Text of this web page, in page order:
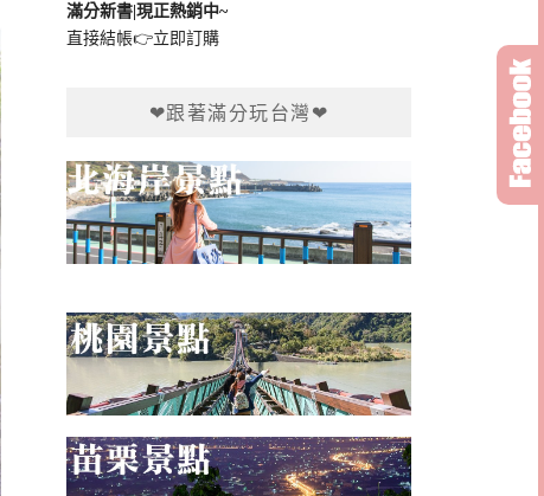
滿分新書|現正熱銷中~
直接結帳👉立即訂購
❤跟著滿分玩台灣❤